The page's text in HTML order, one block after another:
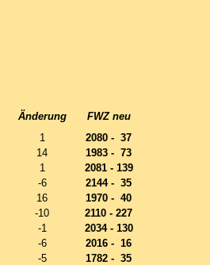
Änderung
FWZ neu
1
2080 - 37
14
1983 - 73
1
2081 - 139
-6
2144 - 35
16
1970 - 40
-10
2110 - 227
-1
2034 - 130
-6
2016 - 16
-5 1782 - 35